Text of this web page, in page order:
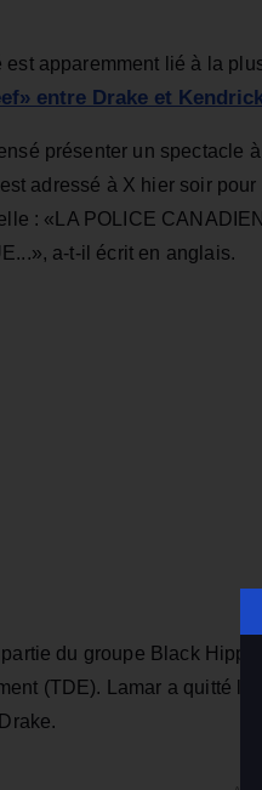
est apparemment lié à la
entre Drake et
présenter un spectacle
adressé à X hier soir
: «LA POLICE
a-t-il écrit en anglais.
du groupe Black
(TDE). Lamar a quitté